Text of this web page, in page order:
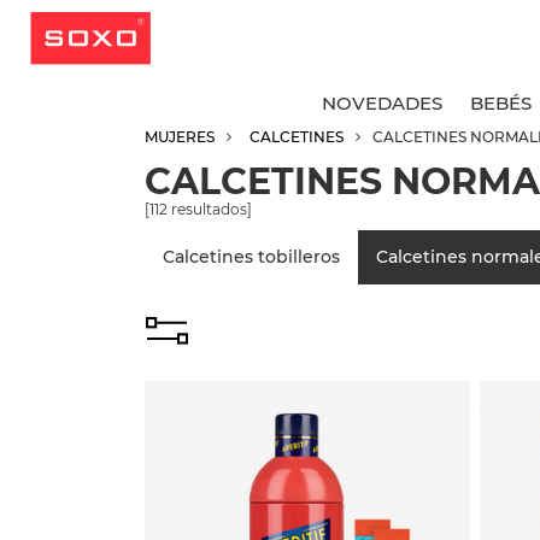
NOVEDADES BEBÉS
MUJERES CALCETINES CALCETINES
CALCETINES
[112 resultados]
Calcetines tobilleros Calcetines